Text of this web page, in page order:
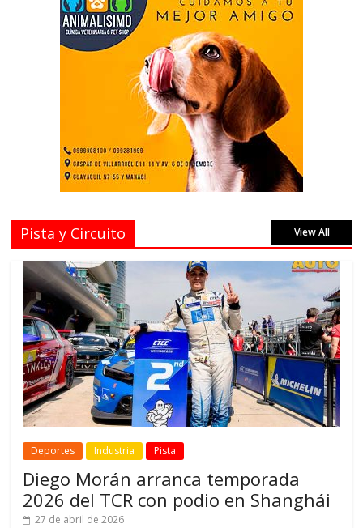
Pista y Circuito View All
Deportes Industria Pista
Diego Morán arranca temporada
2026 del TCR con podio en Shanghái
27 de abril de 2026